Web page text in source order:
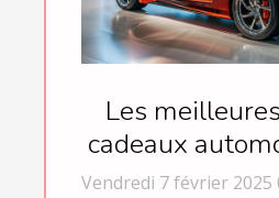
Les
cadeaux
chaque
Vendredi 7 février 2025